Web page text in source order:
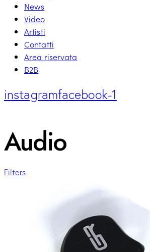
News
Video
Artisti
Contatti
Area riservata
B2B
instagramfacebook-1
Audio
Filters